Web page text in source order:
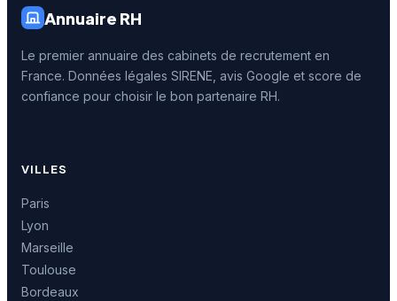
Annuaire RH
Le premier annuaire des cabinets de recrutement en
France. Données légales SIRENE, avis Google et score de
confiance pour choisir le bon partenaire RH.
VILLES
Paris
Lyon
Marseille
Toulouse
Bordeaux